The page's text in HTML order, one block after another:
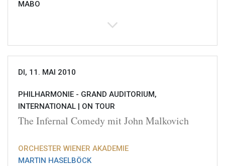
MABO
DI, 11. MAI 2010
PHILHARMONIE - GRAND AUDITORIUM,
INTERNATIONAL | ON TOUR
The Infernal Comedy mit John Malkovich
ORCHESTER WIENER AKADEMIE
MARTIN HASELBÖCK